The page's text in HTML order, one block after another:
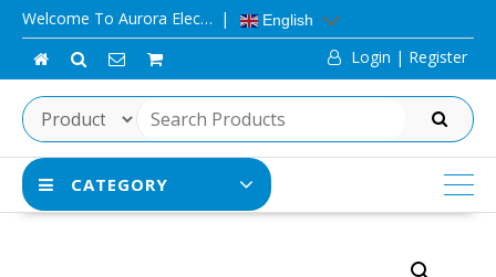
Skip
content
Welcome To Aurora Elec… English
Login | Register
SEARCH
CATEGORY